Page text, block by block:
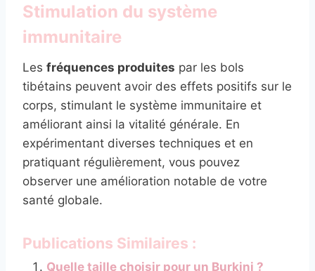
Stimulation du système
immunitaire
Les fréquences produites par les bols
tibétains peuvent avoir des effets positifs sur le
corps, stimulant le système immunitaire et
améliorant ainsi la vitalité générale. En
expérimentant diverses techniques et en
pratiquant régulièrement, vous pouvez
observer une amélioration notable de votre
santé globale.
Publications Similaires :
Quelle taille choisir pour un Burkini ?